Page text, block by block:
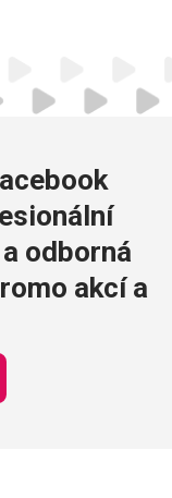
odborná
akcí a